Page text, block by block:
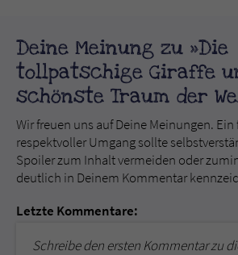
Deine Meinung zu »Die
tollpatschige Giraffe
schönste Traum der
Wir freuen uns auf Deine Meinungen. Ein
respektvoller Umgang sollte
Spoiler zum Inhalt vermeiden oder
deutlich in Deinem Kommentar
Letzte Kommentare:
Schreibe den ersten Kommentar zu